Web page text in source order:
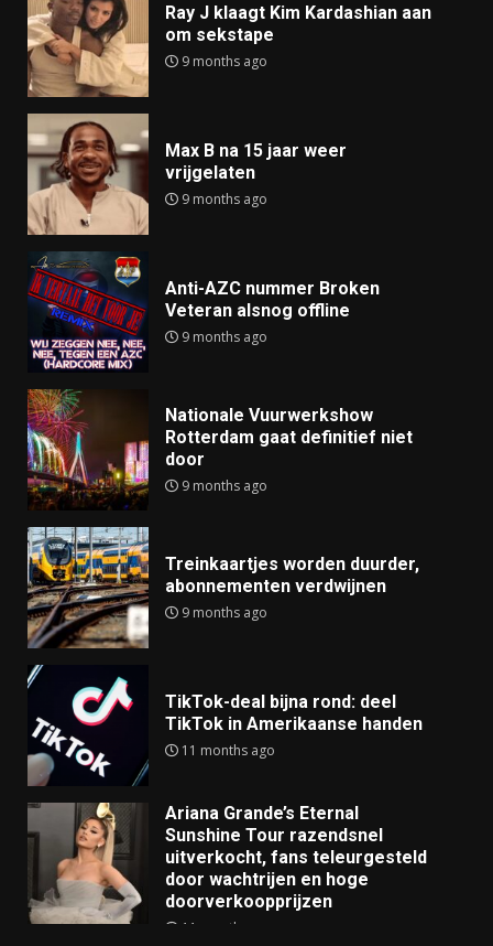
Ray J klaagt Kim Kardashian aan
om sekstape
9 months ago
Max B na 15 jaar weer
vrijgelaten
9 months ago
Anti-AZC nummer Broken
Veteran alsnog offline
9 months ago
Nationale Vuurwerkshow
Rotterdam gaat definitief niet
door
9 months ago
Treinkaartjes worden duurder,
abonnementen verdwijnen
9 months ago
TikTok-deal bijna rond: deel
TikTok in Amerikaanse handen
11 months ago
Ariana Grande’s Eternal
Sunshine Tour razendsnel
uitverkocht, fans teleurgesteld
door wachtrijen en hoge
doorverkoopprijzen
11 months ago